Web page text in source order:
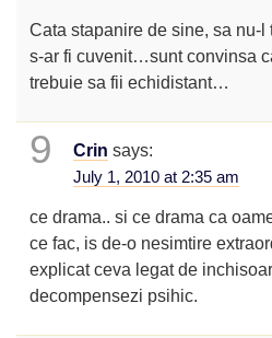
Cata stapanire de sine, sa nu-
s-ar fi cuvenit…sunt convinsa
trebuie sa fii echidistant…
9 Crin says:
July 1, 2010 at 2:35 am
ce drama.. si ce drama ca
ce fac, is de-o nesimtire
explicat ceva legat de
decompensezi psihic.